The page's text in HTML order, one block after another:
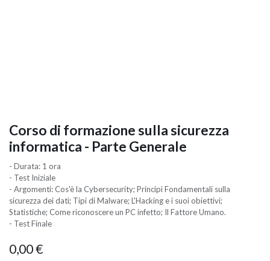
Corso di formazione sulla sicurezza
informatica - Parte Generale
- Durata: 1 ora
- Test Iniziale
- Argomenti: Cos'è la Cybersecurity; Principi Fondamentali sulla
sicurezza dei dati; Tipi di Malware; L'Hacking e i suoi obiettivi;
Statistiche; Come riconoscere un PC infetto; Il Fattore Umano.
- Test Finale
0,00€